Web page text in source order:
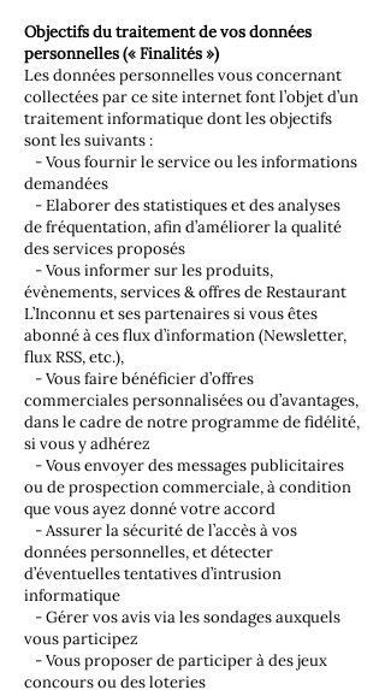
Objectifs du traitement de vos données
personnelles (« Finalités »)
Les données personnelles vous concernant
collectées par ce site internet font l’objet d’un
traitement informatique dont les objectifs
sont les suivants :
- Vous fournir le service ou les informations
demandées
- Elaborer des statistiques et des analyses
de fréquentation, afin d’améliorer la qualité
des services proposés
- Vous informer sur les produits,
évènements, services & offres de Restaurant
L’Inconnu et ses partenaires si vous êtes
abonné à ces flux d’information (Newsletter,
flux RSS, etc.),
- Vous faire bénéficier d’offres
commerciales personnalisées ou d’avantages,
dans le cadre de notre programme de fidélité,
si vous y adhérez
- Vous envoyer des messages publicitaires
ou de prospection commerciale, à condition
que vous ayez donné votre accord
- Assurer la sécurité de l’accès à vos
données personnelles, et détecter
d’éventuelles tentatives d’intrusion
informatique
- Gérer vos avis via les sondages auxquels
vous participez
- Vous proposer de participer à des jeux
concours ou des loteries